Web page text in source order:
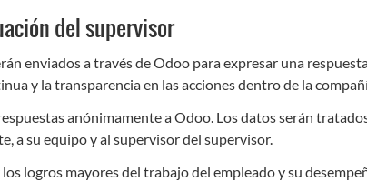
del supervisor
enviados a través de Odoo para expresar una
y la transparencia en las acciones dentro de la
anónimamente a Odoo. Los datos serán
a su equipo y al supervisor del supervisor.
logros mayores del trabajo del empleado y su